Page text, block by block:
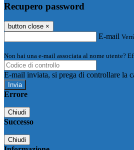
Recupero password
button close ×
E-mail
Non hai una e-mail associata al nome utente?
E-mail inviata, si prega di controllare la
Errore
Chiudi
Successo
Chiudi